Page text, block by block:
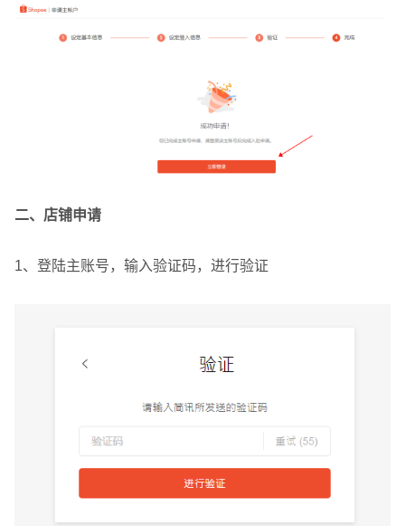
二、店铺申请
1、登陆主账号，输入验证码，进行验证